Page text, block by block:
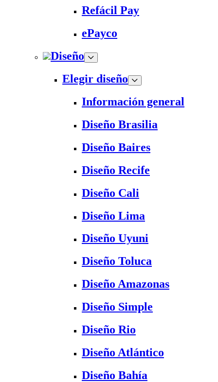
Refácil Pay
ePayco
Diseño
Elegir diseño
Información general
Diseño Brasilia
Diseño Baires
Diseño Recife
Diseño Cali
Diseño Lima
Diseño Uyuni
Diseño Toluca
Diseño Amazonas
Diseño Simple
Diseño Rio
Diseño Atlántico
Diseño Bahía